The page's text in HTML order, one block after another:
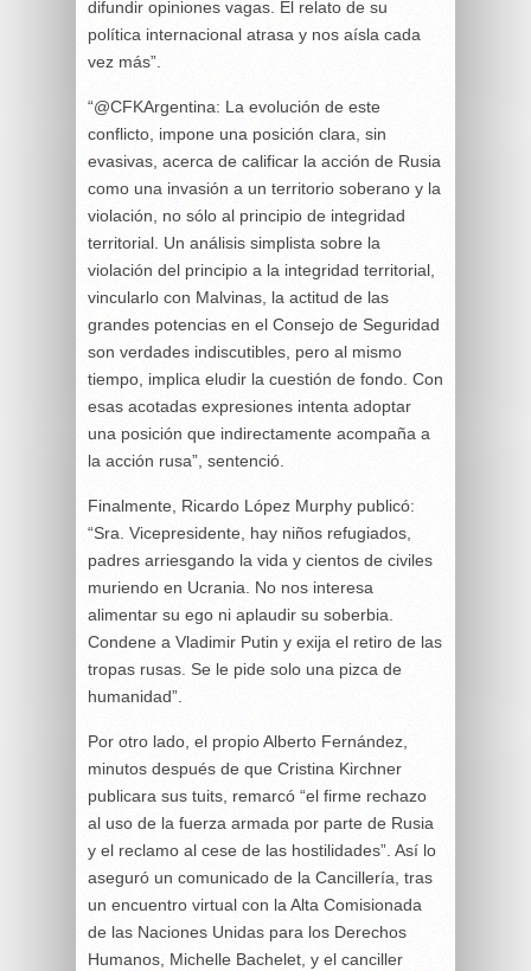
difundir opiniones vagas. El relato de su
política internacional atrasa y nos aísla cada
vez más”.
“@CFKArgentina: La evolución de este
conflicto, impone una posición clara, sin
evasivas, acerca de calificar la acción de Rusia
como una invasión a un territorio soberano y la
violación, no sólo al principio de integridad
territorial. Un análisis simplista sobre la
violación del principio a la integridad territorial,
vincularlo con Malvinas, la actitud de las
grandes potencias en el Consejo de Seguridad
son verdades indiscutibles, pero al mismo
tiempo, implica eludir la cuestión de fondo. Con
esas acotadas expresiones intenta adoptar
una posición que indirectamente acompaña a
la acción rusa”, sentenció.
Finalmente, Ricardo López Murphy publicó:
“Sra. Vicepresidente, hay niños refugiados,
padres arriesgando la vida y cientos de civiles
muriendo en Ucrania. No nos interesa
alimentar su ego ni aplaudir su soberbia.
Condene a Vladimir Putin y exija el retiro de las
tropas rusas. Se le pide solo una pizca de
humanidad”.
Por otro lado, el propio Alberto Fernández,
minutos después de que Cristina Kirchner
publicara sus tuits, remarcó “el firme rechazo
al uso de la fuerza armada por parte de Rusia
y el reclamo al cese de las hostilidades”. Así lo
aseguró un comunicado de la Cancillería, tras
un encuentro virtual con la Alta Comisionada
de las Naciones Unidas para los Derechos
Humanos, Michelle Bachelet, y el canciller